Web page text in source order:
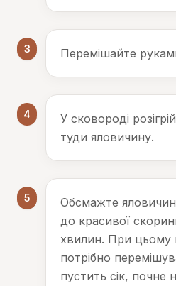
3 Перемішайте
4
У сковороді
туди яловичину.
5
Обсмажте
до красивої
хвилин. При цьому
потрібно
пустить сік, почне